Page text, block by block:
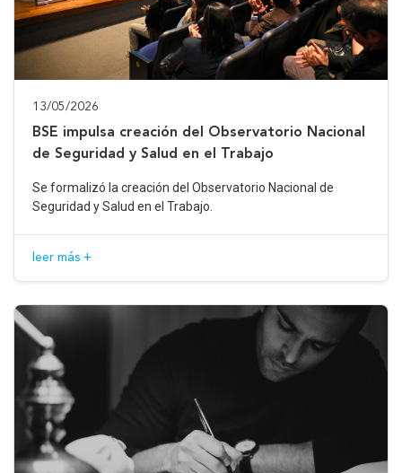
13/05/2026
BSE impulsa creación del Observatorio Nacional
de Seguridad y Salud en el Trabajo
Se formalizó la creación del Observatorio Nacional de
Seguridad y Salud en el Trabajo.
leer más +